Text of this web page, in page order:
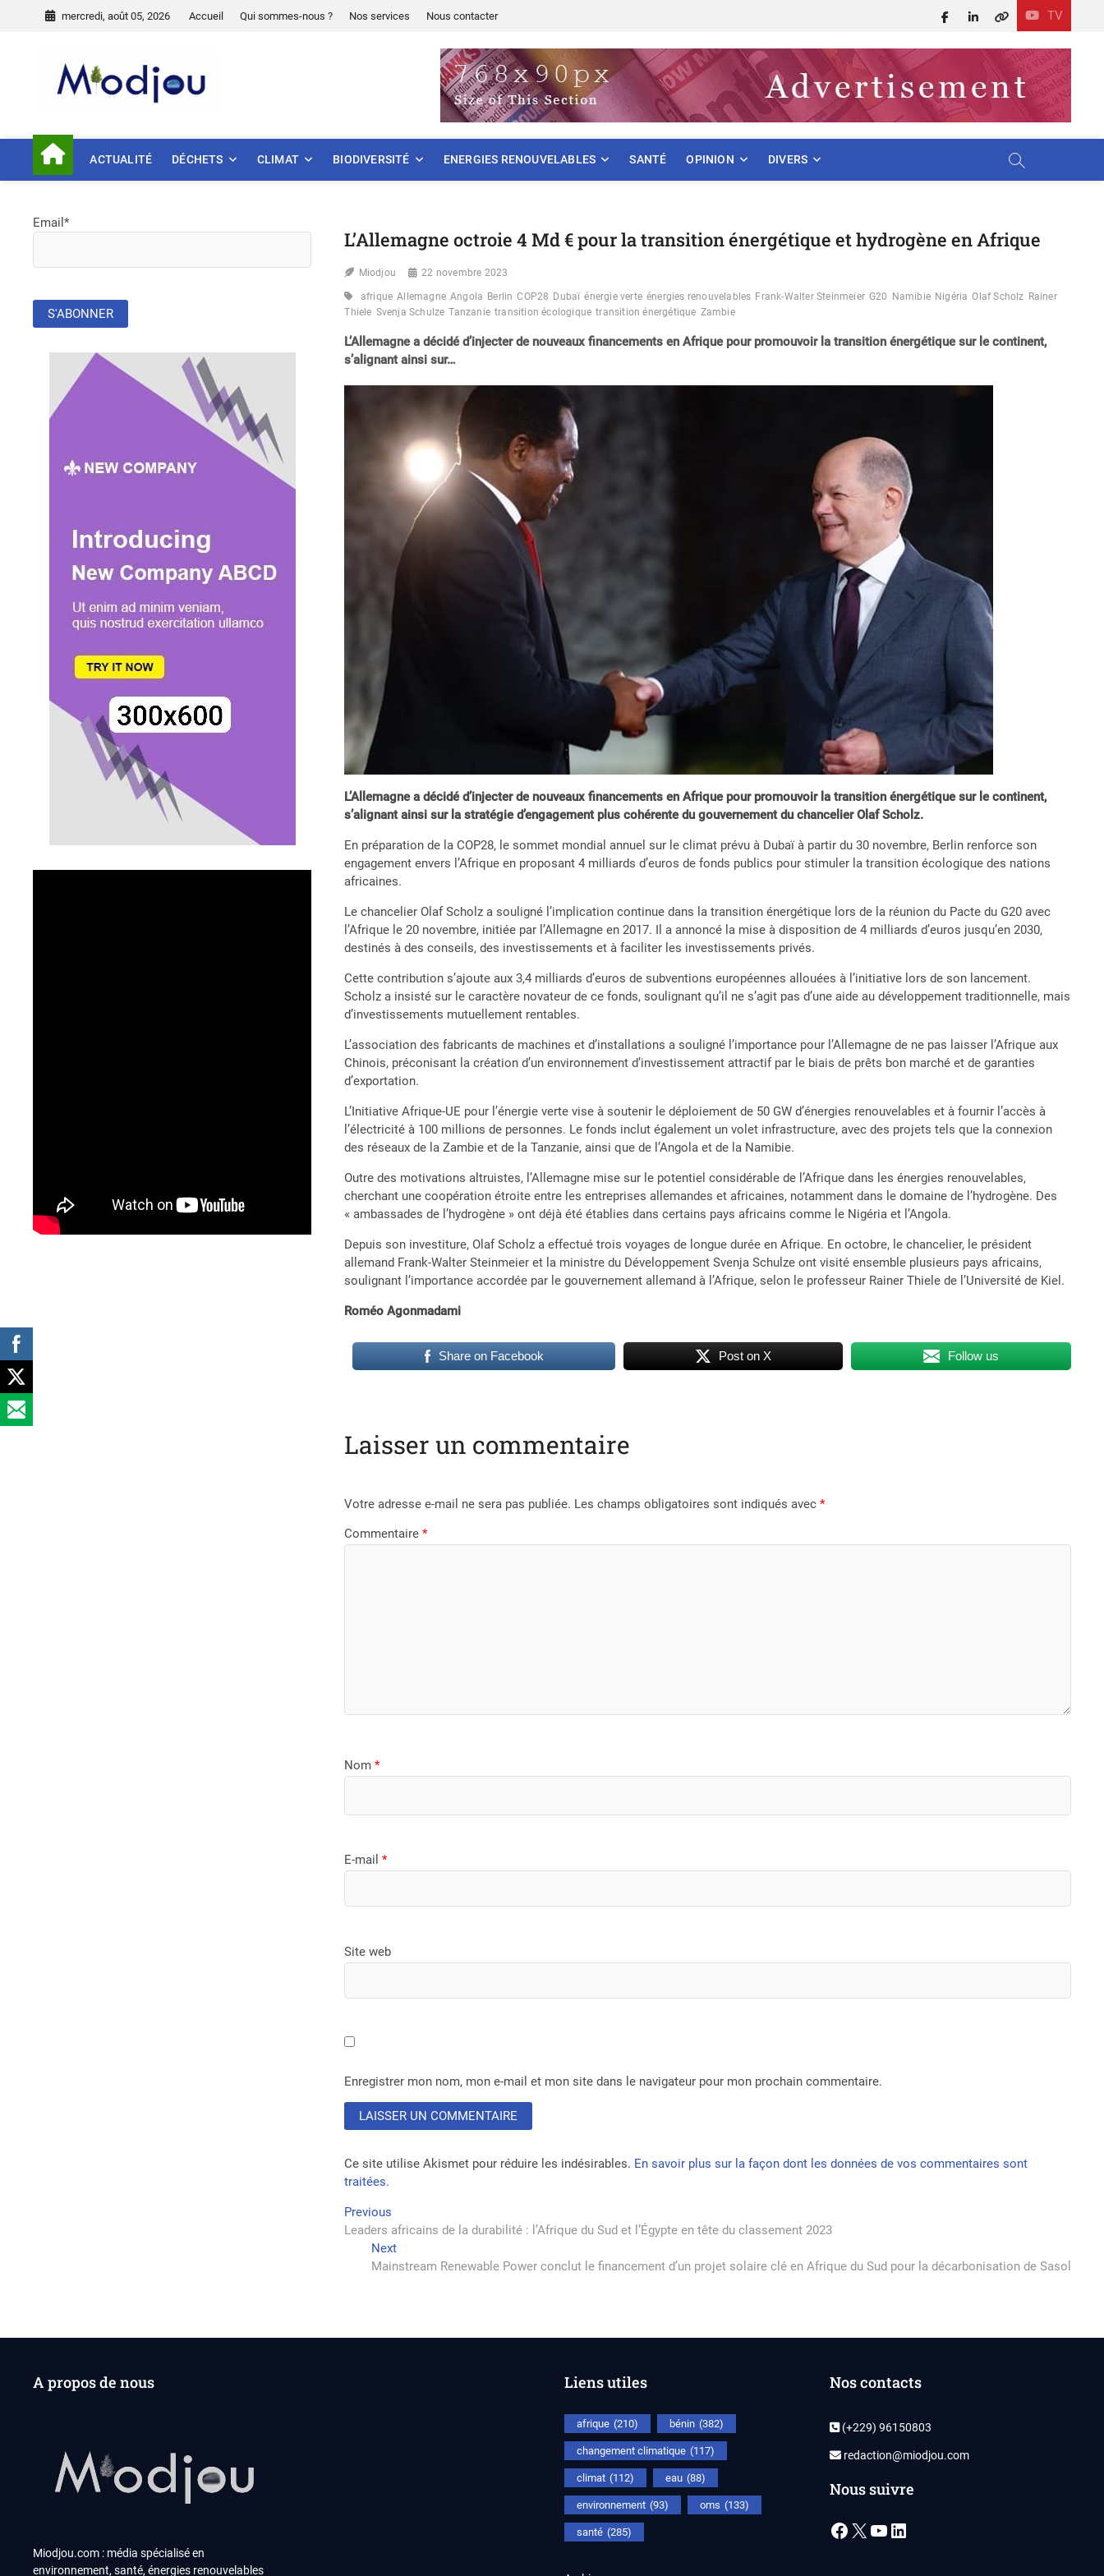
mercredi, août 05, 2026 Accueil Qui sommes-nous ? Nos services Nous contacter TV
Facebook
LinkedIn
X
ACTUALITÉ DÉCHETS CLIMAT BIODIVERSITÉ ENERGIES RENOUVELABLES SANTÉ OPINION DIVERS
L’Allemagne octroie 4 Md € pour la transition énergétique et hydrogène en Afrique
Miodjou 22 novembre 2023
afrique Allemagne Angola Berlin COP28 Dubaï énergie verte énergies renouvelables Frank-Walter Steinmeier G20 Namibie Nigéria Olaf Scholz Rainer
Thiele Svenja Schulze Tanzanie transition écologique transition énergétique Zambie
L’Allemagne a décidé d’injecter de nouveaux financements en Afrique pour promouvoir la transition énergétique sur le continent,
s’alignant ainsi sur…
L’Allemagne a décidé d’injecter de nouveaux financements en Afrique pour promouvoir la transition énergétique sur le continent,
s’alignant ainsi sur la stratégie d’engagement plus cohérente du gouvernement du chancelier Olaf Scholz.
En préparation de la COP28, le sommet mondial annuel sur le climat prévu à Dubaï à partir du 30 novembre, Berlin renforce son
engagement envers l’Afrique en proposant 4 milliards d’euros de fonds publics pour stimuler la transition écologique des nations
africaines.
Le chancelier Olaf Scholz a souligné l’implication continue dans la transition énergétique lors de la réunion du Pacte du G20 avec
l’Afrique le 20 novembre, initiée par l’Allemagne en 2017. Il a annoncé la mise à disposition de 4 milliards d’euros jusqu’en 2030,
destinés à des conseils, des investissements et à faciliter les investissements privés.
Cette contribution s’ajoute aux 3,4 milliards d’euros de subventions européennes allouées à l’initiative lors de son lancement.
Scholz a insisté sur le caractère novateur de ce fonds, soulignant qu’il ne s’agit pas d’une aide au développement traditionnelle, mais
d’investissements mutuellement rentables.
L’association des fabricants de machines et d’installations a souligné l’importance pour l’Allemagne de ne pas laisser l’Afrique aux
Chinois, préconisant la création d’un environnement d’investissement attractif par le biais de prêts bon marché et de garanties
d’exportation.
L’Initiative Afrique-UE pour l’énergie verte vise à soutenir le déploiement de 50 GW d’énergies renouvelables et à fournir l’accès à
l’électricité à 100 millions de personnes. Le fonds inclut également un volet infrastructure, avec des projets tels que la connexion
des réseaux de la Zambie et de la Tanzanie, ainsi que de l’Angola et de la Namibie.
Outre des motivations altruistes, l’Allemagne mise sur le potentiel considérable de l’Afrique dans les énergies renouvelables,
cherchant une coopération étroite entre les entreprises allemandes et africaines, notamment dans le domaine de l’hydrogène. Des
« ambassades de l’hydrogène » ont déjà été établies dans certains pays africains comme le Nigéria et l’Angola.
Depuis son investiture, Olaf Scholz a effectué trois voyages de longue durée en Afrique. En octobre, le chancelier, le président
allemand Frank-Walter Steinmeier et la ministre du Développement Svenja Schulze ont visité ensemble plusieurs pays africains,
soulignant l’importance accordée par le gouvernement allemand à l’Afrique, selon le professeur Rainer Thiele de l’Université de Kiel.
Roméo Agonmadami
Share on Facebook Post on X Follow us
Laisser un commentaire
Votre adresse e-mail ne sera pas publiée. Les champs obligatoires sont indiqués avec*
Commentaire*
Nom*
E-mail*
Site web
Enregistrer mon nom, mon e-mail et mon site dans le navigateur pour mon prochain commentaire.
Ce site utilise Akismet pour réduire les indésirables. En savoir plus sur la façon dont les données de vos commentaires sont
traitées.
Navigation
de
l’article
Previous
post:
Leaders africains de la durabilité : l’Afrique du Sud et l’Égypte en tête du classement 2023
NextNext
post:
Mainstream Renewable Power conclut le financement d’un projet solaire clé en Afrique du Sud pour la décarbonisation de Sasol
Email*
A propos de nous
Miodjou.com : média spécialisé en
environnement, santé, énergies renouvelables
Liens utiles
afrique (210) bénin (382)
changement climatique (117)
climat (112) eau (88)
environnement (93) oms (133)
santé (285)
Nos contacts
(+229) 96150803
redaction@miodjou.com
Nous suivre
Facebook
X YouTube
LinkedIn